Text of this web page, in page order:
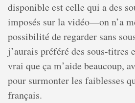
disponible est celle qui a des
imposés sur la vidéo—on n’a
possibilité de regarder sans
j’aurais préféré des sous-titres
vrai que ça m’aide beaucoup,
pour surmonter les faiblesses
français.